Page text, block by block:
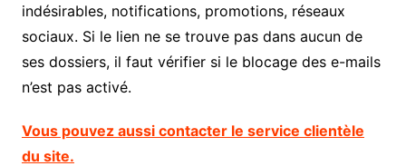
indésirables, notifications, promotions, réseaux
sociaux. Si le lien ne se trouve pas dans aucun de
ses dossiers, il faut vérifier si le blocage des e-mails
n’est pas activé.
Vous pouvez aussi contacter le service clientèle
du site.